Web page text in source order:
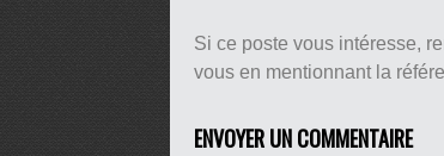
Si ce poste vous intéresse,
vous en mentionnant la
ENVOYER UN COMMENTAIRE